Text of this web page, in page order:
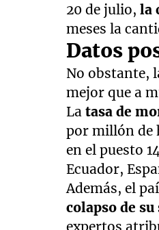
20 de julio,la
meses la
Datos
No obstante,
mejor que a
Latasa de
por millón
en el puesto
Ecuador,
Además, el
colapso de
expertos